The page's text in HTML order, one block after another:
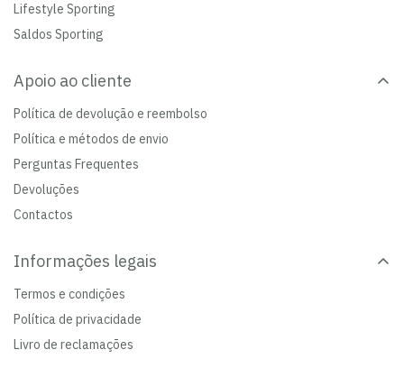
Lifestyle Sporting
Saldos Sporting
Apoio ao cliente
Política de devolução e reembolso
Política e métodos de envio
Perguntas Frequentes
Devoluções
Contactos
Informações legais
Termos e condições
Política de privacidade
Livro de reclamações